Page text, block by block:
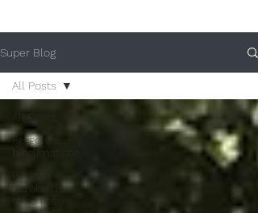
Super Blog
All Posts
Pergole e
bioclimatiche
Pergole e
gazebo a
tetto fisso
All Posts